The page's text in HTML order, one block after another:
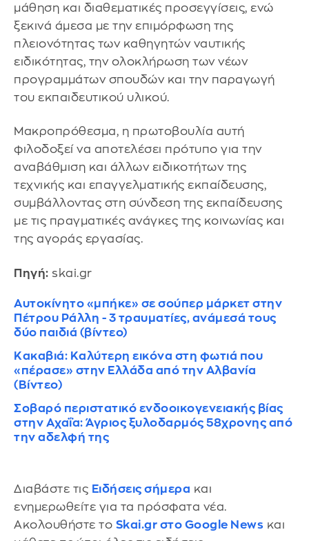
μάθηση και διαθεματικές προσεγγίσεις, ενώ
ξεκινά άμεσα με την επιμόρφωση της
πλειονότητας των καθηγητών ναυτικής
ειδικότητας, την ολοκλήρωση των νέων
προγραμμάτων σπουδών και την παραγωγή
του εκπαιδευτικού υλικού.
Μακροπρόθεσμα, η πρωτοβουλία αυτή
φιλοδοξεί να αποτελέσει πρότυπο για την
αναβάθμιση και άλλων ειδικοτήτων της
τεχνικής και επαγγελματικής εκπαίδευσης,
συμβάλλοντας στη σύνδεση της εκπαίδευσης
με τις πραγματικές ανάγκες της κοινωνίας και
της αγοράς εργασίας.
Πηγή: skai.gr
Αυτοκίνητο «μπήκε» σε σούπερ μάρκετ στην
Πέτρου Ράλλη - 3 τραυματίες, ανάμεσά τους
δύο παιδιά (βίντεο)
Κακαβιά: Καλύτερη εικόνα στη φωτιά που
«πέρασε» στην Ελλάδα από την Αλβανία
(Βίντεο)
Σοβαρό περιστατικό ενδοοικογενειακής βίας
στην Αχαΐα: Άγριος ξυλοδαρμός 58χρονης από
την αδελφή της
Διαβάστε τις Ειδήσεις σήμερα και
ενημερωθείτε για τα πρόσφατα νέα.
Ακολουθήστε το Skai.gr στο Google News και